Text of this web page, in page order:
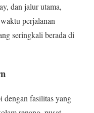
dan jalur utama,
perjalanan
seringkali berada di
dengan fasilitas yang